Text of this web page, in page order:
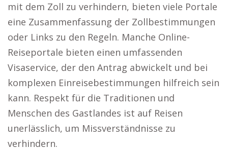
mit dem Zoll zu verhindern, bieten viele Portale
eine Zusammenfassung der Zollbestimmungen
oder Links zu den Regeln. Manche Online-
Reiseportale bieten einen umfassenden
Visaservice, der den Antrag abwickelt und bei
komplexen Einreisebestimmungen hilfreich sein
kann. Respekt für die Traditionen und
Menschen des Gastlandes ist auf Reisen
unerlässlich, um Missverständnisse zu
verhindern.